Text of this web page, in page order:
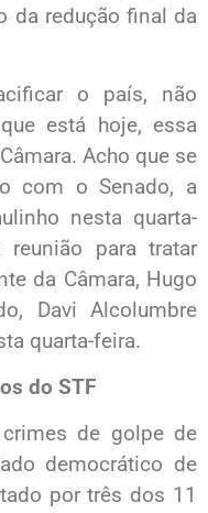
da redução final da
o país, não
está hoje, essa
Acho que se
com o Senado, a
nesta quarta-
para tratar
da Câmara, Hugo
Davi Alcolumbre
quarta-feira.
do STF
de golpe de
democrático de
por três dos 11